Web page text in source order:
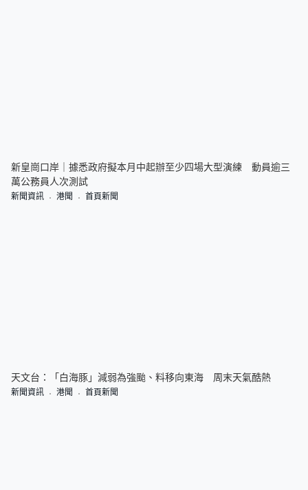
新皇崗口岸｜據悉政府擬本月中起辦至少四場大型演練 動員逾三
萬公務員人次測試
新聞資訊 港聞 首頁新聞
天文台：「白海豚」減弱為強颱、料移向東海 周末天氣酷熱
新聞資訊 港聞 首頁新聞